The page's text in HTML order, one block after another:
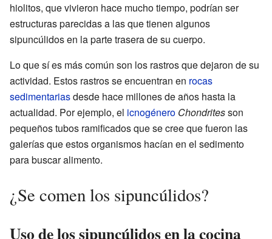
hiolitos, que vivieron hace mucho tiempo, podrían ser
estructuras parecidas a las que tienen algunos
sipuncúlidos en la parte trasera de su cuerpo.
Lo que sí es más común son los rastros que dejaron de su
actividad. Estos rastros se encuentran en rocas
sedimentariasdesde hace millones de años hasta la
actualidad. Por ejemplo, el icnogénero Chondritesson
pequeños tubos ramificados que se cree que fueron las
galerías que estos organismos hacían en el sedimento
para buscar alimento.
¿Se comen los sipuncúlidos?
Uso de los sipuncúlidos en la cocina